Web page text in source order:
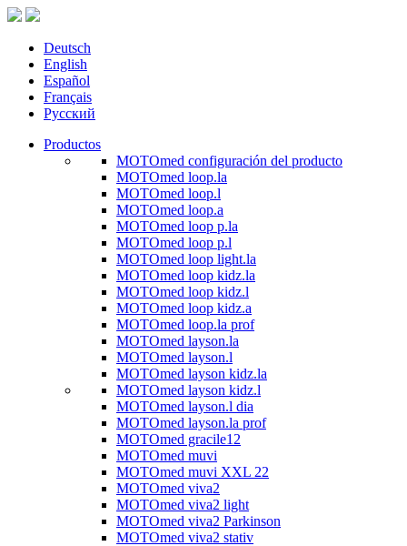
Deutsch
English
Español
Français
Русский
Productos
MOTOmed configuración del producto
MOTOmed loop.la
MOTOmed loop.l
MOTOmed loop.a
MOTOmed loop p.la
MOTOmed loop p.l
MOTOmed loop light.la
MOTOmed loop kidz.la
MOTOmed loop kidz.l
MOTOmed loop kidz.a
MOTOmed loop.la prof
MOTOmed layson.la
MOTOmed layson.l
MOTOmed layson kidz.la
MOTOmed layson kidz.l
MOTOmed layson.l dia
MOTOmed layson.la prof
MOTOmed gracile12
MOTOmed muvi
MOTOmed muvi XXL 22
MOTOmed viva2
MOTOmed viva2 light
MOTOmed viva2 Parkinson
MOTOmed viva2 stativ